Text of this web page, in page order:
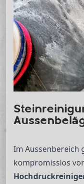
Im Aussenbereich
kompromisslos